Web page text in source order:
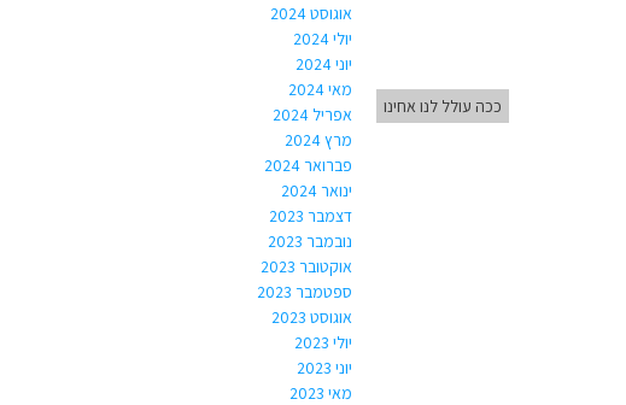
ככה עולל לנו אחינו
אוגוסט 2024
יולי 2024
יוני 2024
מאי 2024
אפריל 2024
מרץ 2024
פברואר 2024
ינואר 2024
דצמבר 2023
נובמבר 2023
אוקטובר 2023
ספטמבר 2023
אוגוסט 2023
יולי 2023
יוני 2023
מאי 2023